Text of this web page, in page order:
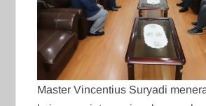
Master Vincentius Suryadi